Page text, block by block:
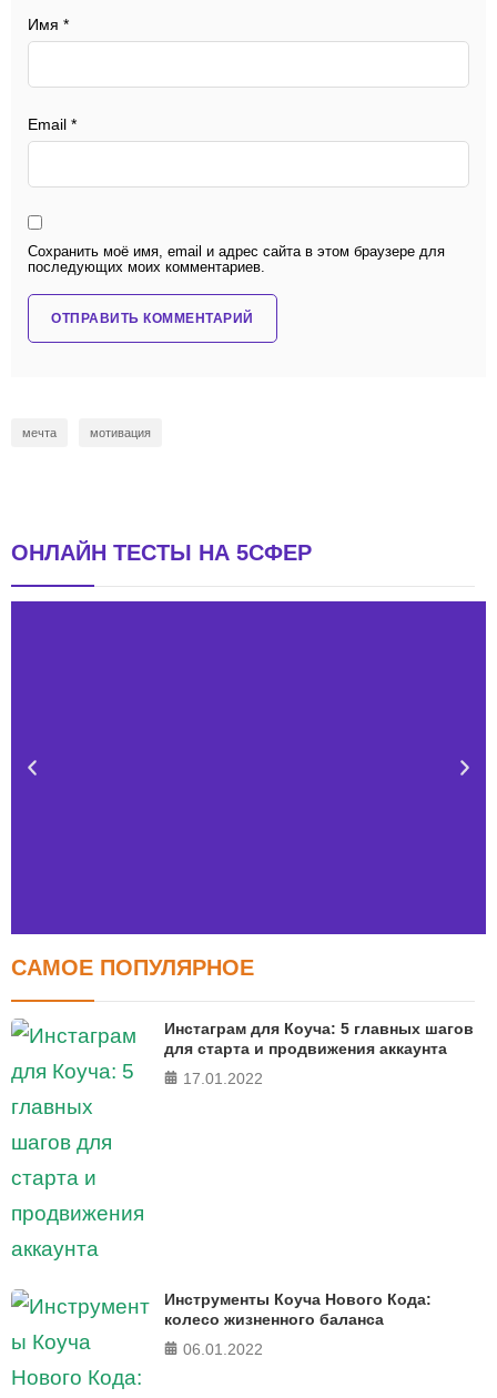
Имя *
Email *
Сохранить моё имя, email и адрес сайта в этом браузере для
последующих моих комментариев.
мечта мотивация
ОНЛАЙН ТЕСТЫ НА 5СФЕР
Тест FERMI
в 5 главных сферах
САМОЕ ПОПУЛЯРНОЕ
Инстаграм для Коуча: 5 главных шагов
для старта и продвижения аккаунта
17.01.2022
Инструменты Коуча Нового Кода:
колесо жизненного баланса
06.01.2022